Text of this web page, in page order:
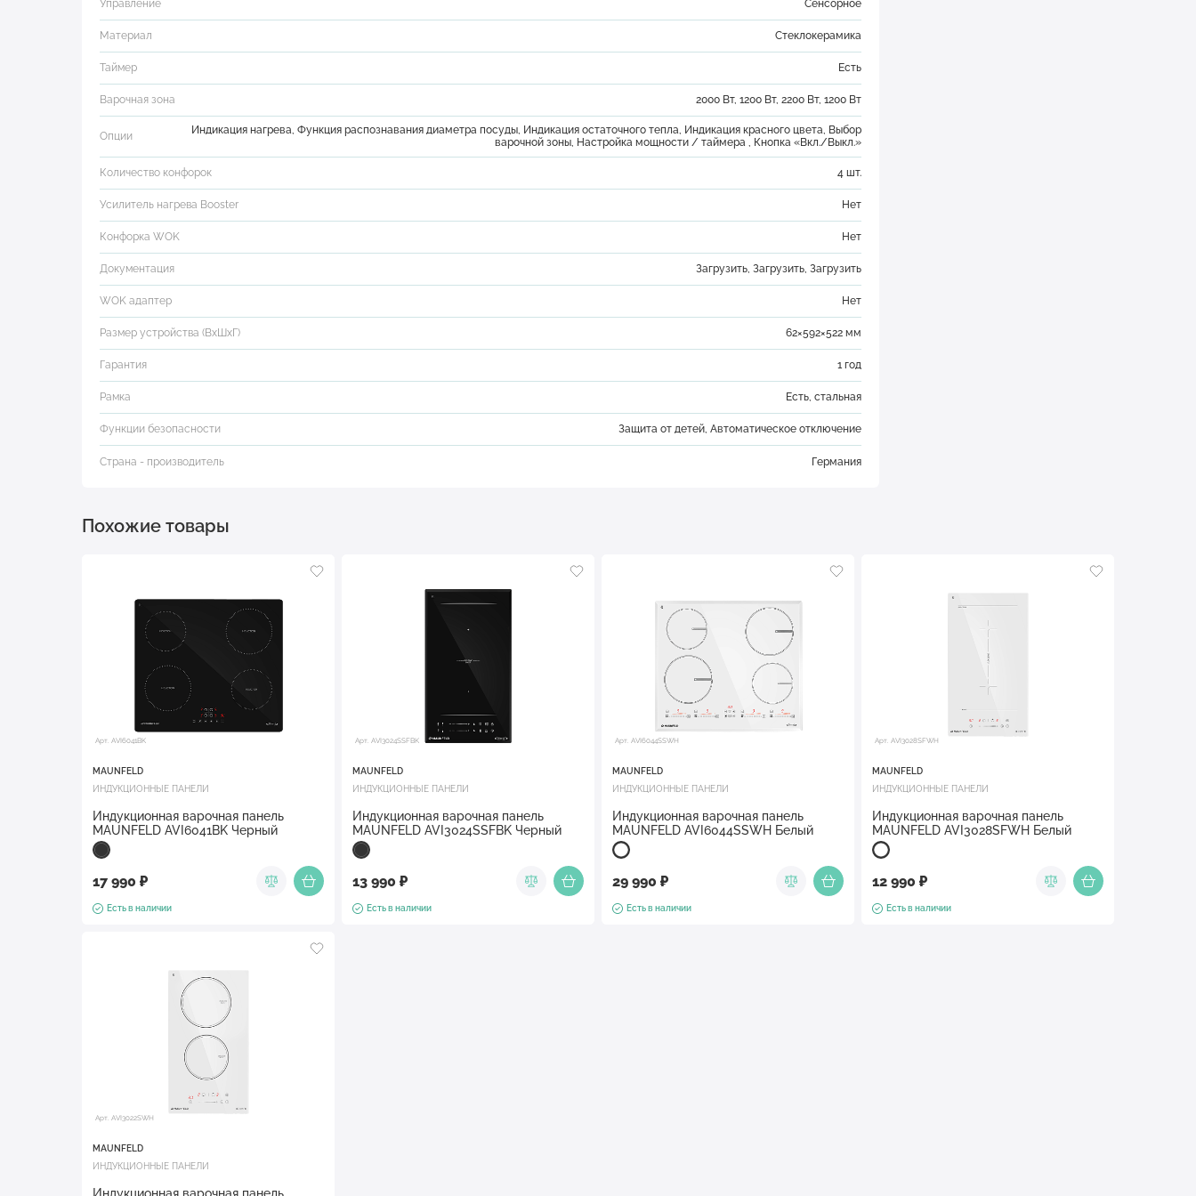
Управление Сенсорное
Материал Стеклокерамика
Таймер Есть
Варочная зона 2000 Вт, 1200 Вт, 2200 Вт, 1200 Вт
Опции
Индикация нагрева, Функция распознавания диаметра посуды, Индикация остаточного тепла, Индикация красного цвета, Выбор
варочной зоны, Настройка мощности / таймера , Кнопка «Вкл./Выкл.»
Количество конфорок 4 шт.
Усилитель нагрева Booster Нет
Конфорка WOK Нет
Документация Загрузить, Загрузить, Загрузить
WOK адаптер Нет
Размер устройства (ВхШхГ) 62×592×522 мм
Гарантия 1 год
Рамка Есть, стальная
Функции безопасности Защита от детей, Автоматическое отключение
Страна - производитель Германия
Похожие товары
Арт. AVI6041BK
MAUNFELD
ИНДУКЦИОННЫЕ ПАНЕЛИ
Индукционная варочная панель
MAUNFELD AVI6041BK Черный
17 990 ₽
Есть в наличии
Арт. AVI3024SSFBK
MAUNFELD
ИНДУКЦИОННЫЕ ПАНЕЛИ
Индукционная варочная панель
MAUNFELD AVI3024SSFBK Черный
13 990 ₽
Есть в наличии
Арт. AVI6044SSWH
MAUNFELD
ИНДУКЦИОННЫЕ ПАНЕЛИ
Индукционная варочная панель
MAUNFELD AVI6044SSWH Белый
29 990 ₽
Есть в наличии
Арт. AVI3028SFWH
MAUNFELD
ИНДУКЦИОННЫЕ ПАНЕЛИ
Индукционная варочная панель
MAUNFELD AVI3028SFWH Белый
12 990 ₽
Есть в наличии
Арт. AVI3022SWH
MAUNFELD
ИНДУКЦИОННЫЕ ПАНЕЛИ